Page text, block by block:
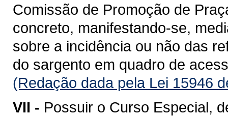
Comissão de Promoção de
concreto, manifestando-se,
sobre a incidência ou não das
do sargento em quadro de
(Redação dada pela Lei 15946
VII - Possuir o Curso Especial,